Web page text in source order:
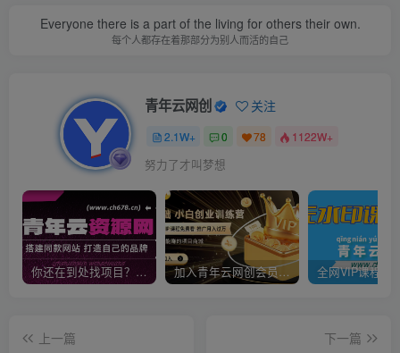
Everyone there is a part of the living for others their own.
每个人都存在着那部分为别人而活的自己
青年云网创 关注
2.1W+ 0 78 1122W+
努力了才叫梦想
你还在到处找项目？还在当韭菜？我靠卖项目一个月收入5万+，曾经我也是个失败者。 加入青年云网创会员，全站资源免费学习。加入高级合伙人，推广日入1000+
上一篇
下一篇